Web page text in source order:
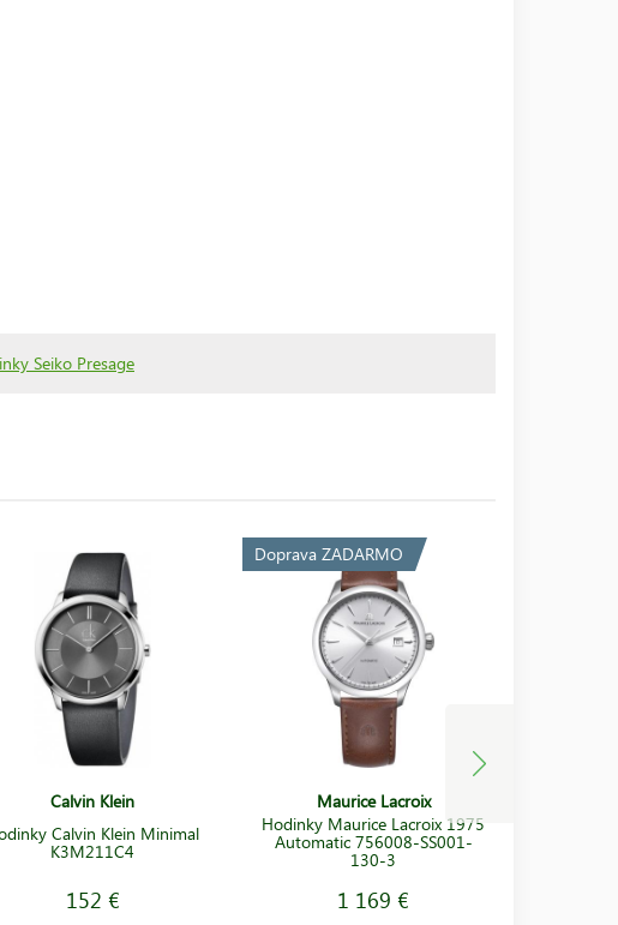
Seiko Presage
Calvin Klein
Calvin Klein Minimal
K3M211C4
152 €
Doprava ZADARMO
Maurice Lacroix
Hodinky Maurice Lacroix 1975
Automatic 756008-SS001-
130-3
1 169 €